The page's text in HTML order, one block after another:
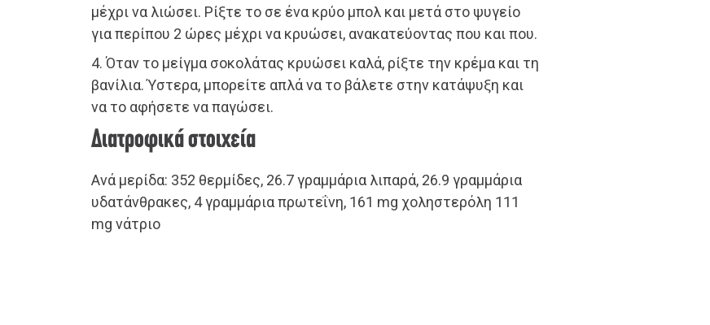
μέχρι να λιώσει. Ρίξτε το σε ένα κρύο μπολ και μετά στο ψυγείο
για περίπου 2 ώρες μέχρι να κρυώσει, ανακατεύοντας που και που.
4. Όταν το μείγμα σοκολάτας κρυώσει καλά, ρίξτε την κρέμα και τη
βανίλια. Ύστερα, μπορείτε απλά να το βάλετε στην κατάψυξη και
να το αφήσετε να παγώσει.
Διατροφικά στοιχεία
Ανά μερίδα: 352 θερμίδες, 26.7 γραμμάρια λιπαρά, 26.9 γραμμάρια
υδατάνθρακες, 4 γραμμάρια πρωτεΐνη, 161 mg χοληστερόλη 111
mg νάτριο